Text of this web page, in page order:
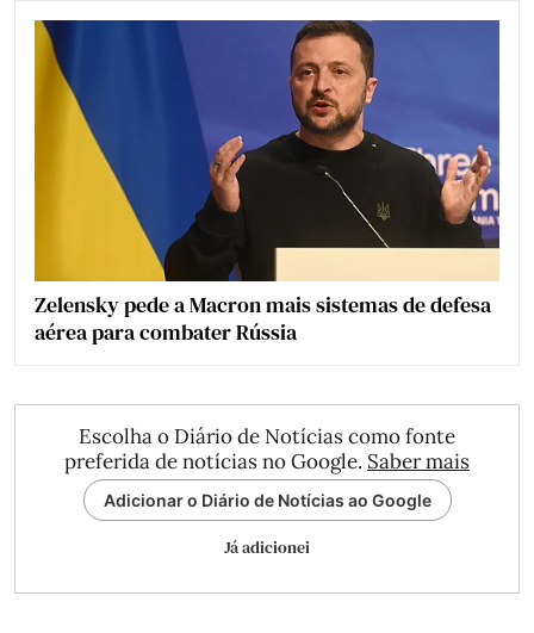
Zelensky pede a Macron mais sistemas de defesa
aérea para combater Rússia
Escolha o Diário de Notícias como fonte
preferida de notícias no Google. Saber mais
Adicionar o Diário de Notícias ao Google
Já adicionei